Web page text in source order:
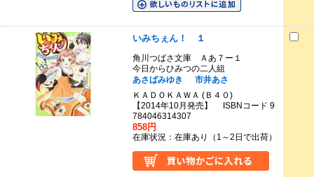
いみちぇん！ １
角川つばさ文庫 Ａあ７ー１
今日からひみつの二人組
あさばみゆき
市井あさ
ＫＡＤＯＫＡＷＡ (Ｂ４０)
【2014年10月発売】 ISBNコード 9
784046314307
858円
在庫状況：在庫あり（1～2日で出荷）